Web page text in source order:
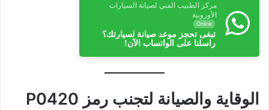
مركز الطبيب الفني لصيانة السيارات
الأوروبية
Online
تبغى تحجز موعد صيانة لسيارتك؟
راسلنا على الواتساب الآن!
الوقاية والصيانة لتجنب رمز P0420